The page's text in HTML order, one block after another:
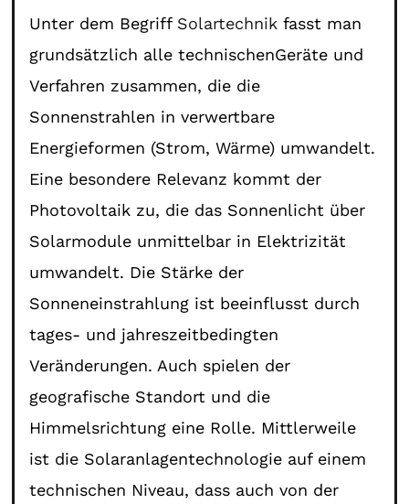
Unter dem Begriff Solartechnik fasst man
grundsätzlich alle technischenGeräte und
Verfahren zusammen, die die
Sonnenstrahlen in verwertbare
Energieformen (Strom, Wärme) umwandelt.
Eine besondere Relevanz kommt der
Photovoltaik zu, die das Sonnenlicht über
Solarmodule unmittelbar in Elektrizität
umwandelt. Die Stärke der
Sonneneinstrahlung ist beeinflusst durch
tages- und jahreszeitbedingten
Veränderungen. Auch spielen der
geografische Standort und die
Himmelsrichtung eine Rolle. Mittlerweile
ist die Solaranlagentechnologie auf einem
technischen Niveau, dass auch von der